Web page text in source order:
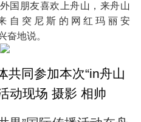
国朋友喜欢上舟山，来舟山
自突尼斯的网红玛丽安
奋地说。
共同参加本次“in舟山
动现场 摄影 相帅